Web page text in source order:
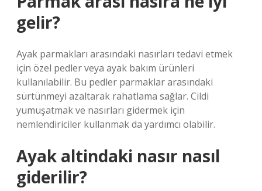
gelir?
Ayak parmakları arasındaki nasırları tedavi etmek
için özel pedler veya ayak bakım ürünleri
kullanılabilir. Bu pedler parmaklar arasındaki
sürtünmeyi azaltarak rahatlama sağlar. Cildi
yumuşatmak ve nasırları gidermek için
nemlendiriciler kullanmak da yardımcı olabilir.
Ayak altindaki nasır nasıl
giderilir?